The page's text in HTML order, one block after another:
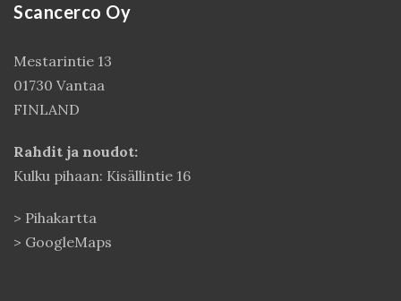
Scancerco Oy
Mestarintie 13
01730 Vantaa
FINLAND
Rahdit ja noudot:
Kulku pihaan: Kisällintie 16
> Pihakartta
> GoogleMaps